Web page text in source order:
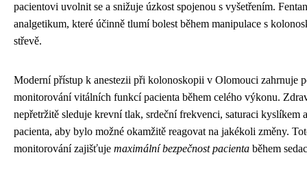
pacientovi uvolnit se a snižuje úzkost spojenou s vyšetřením.
analgetikum, které účinně tlumí bolest během manipulace s
střevě.
Moderní přístup k anestezii při kolonoskopii v Olomouci zahrnuje
monitorování vitálních funkcí pacienta během celého výkonu.
nepřetržitě sleduje krevní tlak, srdeční frekvenci, saturaci kyslíkem
pacienta, aby bylo možné okamžitě reagovat na jakékoli změny.
monitorování zajišťuje maximální bezpečnost pacienta během